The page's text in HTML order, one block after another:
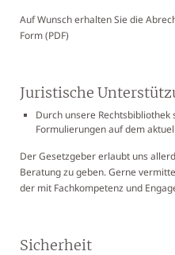
Auf Wunsch erhalten Sie die
Form (PDF)
Juristische
Durch unsere
Formulierungen auf dem
Der Gesetzgeber erlaubt uns
Beratung zu geben. Gerne
der mit Fachkompetenz und
Sicherheit